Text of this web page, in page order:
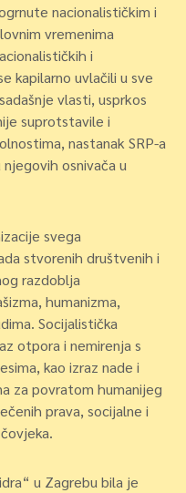
nacionalističkim i
vremenima
i
kapilarno uvlačili u sve
vlasti, usprkos
suprotstavile i
nastanak SRP-a
osnivača u
svega
stvorenih društvenih i
razdoblja
humanizma,
Socijalistička
otpora i nemirenja s
kao izraz nade i
za povratom humanijeg
prava, socijalne i
u Zagrebu bila je